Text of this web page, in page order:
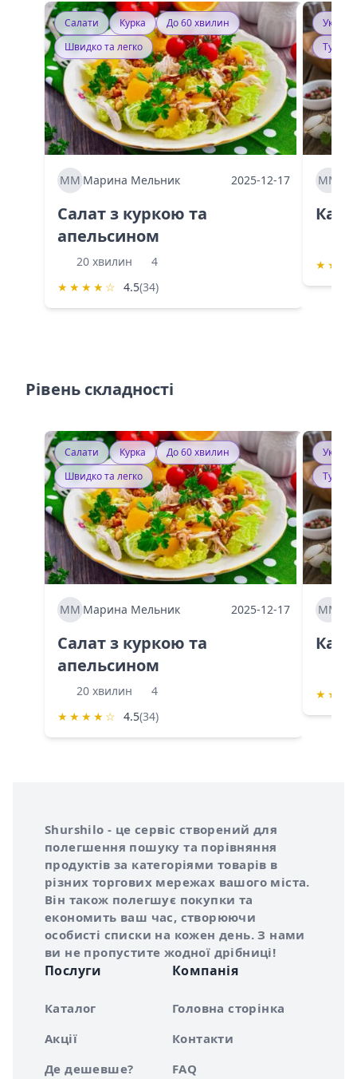
Салати Курка
До 60 хвилин
Швидко та легко
ММ Марина Мельник 2025-12-17
Салат з куркою та
апельсином
20 хвилин
4
★ ★ ★ ★ ☆ 4.5(34)
ММ
★ ★
Рівень складності
Салати Курка
До 60 хвилин
Швидко та легко
ММ Марина Мельник 2025-12-17
Салат з куркою та
апельсином
20 хвилин
4
★ ★ ★ ★ ☆ 4.5(34)
ММ
★ ★
Про сервіс Shurshilo
Shurshilo - це сервіс створений для
полегшення пошуку та порівняння
продуктів за категоріями товарів в
різних торгових мережах вашого міста.
Він також полегшує покупки та
економить ваш час, створюючи
особисті списки на кожен день. З нами
ви не пропустите жодної дрібниці!
Послуги
Каталог
Акції
Де дешевше?
Компанія
Головна сторінка
Контакти
FAQ